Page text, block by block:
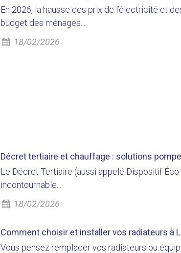
En 2026, la hausse des prix de l’électricité et
budget des ménages...
18/02/2026
Décret tertiaire et chauffage : solutions pompe
Le Décret Tertiaire (aussi appelé Dispositif
incontournable...
18/02/2026
Comment choisir et installer vos radiateurs à
Vous pensez remplacer vos radiateurs ou